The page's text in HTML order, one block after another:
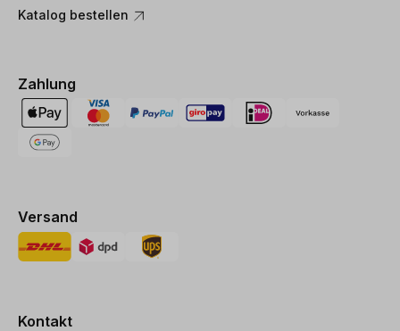
Katalog bestellen
Zahlung
Versand
Kontakt